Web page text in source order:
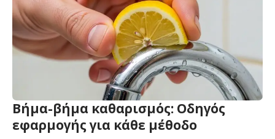
Βήμα-βήμα καθαρισμός: Οδηγός
εφαρμογής για κάθε μέθοδο